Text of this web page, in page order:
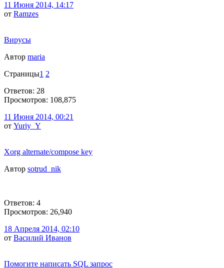
11 Июня 2014, 14:17
от Ramzes
Вирусы
Автор maria
Страницы1 2
Ответов: 28
Просмотров: 108,875
11 Июня 2014, 00:21
от Yuriy_Y
Xorg alternate/compose key
Автор sotrud_nik
Ответов: 4
Просмотров: 26,940
18 Апреля 2014, 02:10
от Василий Иванов
Помогите написать SQL запрос